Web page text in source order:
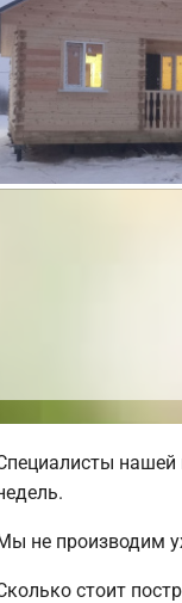
нашей
не производим
стоит